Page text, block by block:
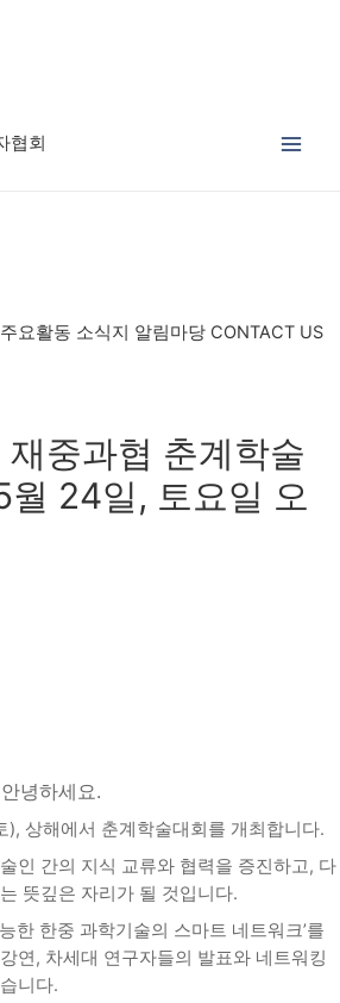
주요활동 소식지 알림마당 CONTACT US
중과협 춘계학술
24일, 토요일 오
녕하세요.
상해에서 춘계학술대회를 개최합니다.
인 간의 지식 교류와 협력을 증진하고, 다
뜻깊은 자리가 될 것입니다.
한 한중 과학기술의 스마트 네트워크’를
연, 차세대 연구자들의 발표와 네트워킹
니다.